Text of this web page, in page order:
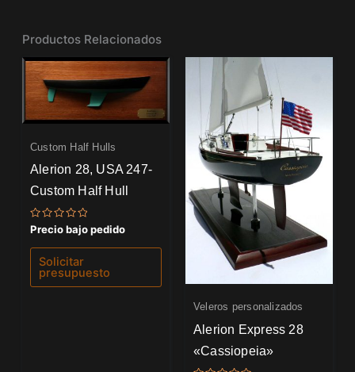
Productos Relacionados
Custom Half Hulls
Alerion 28, USA 247-
Custom Half Hull
Valorado
0
de
Precio bajo pedido
Solicitar
presupuesto
Veleros personalizados
Alerion Express 28
«Cassiopeia»